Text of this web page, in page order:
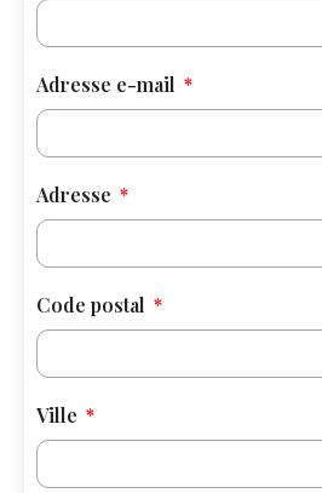
Adresse e-mail
Adresse
Code postal
Ville